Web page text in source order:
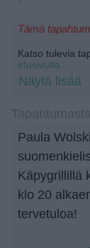
Tämä
Katso tulevia
etusivulta.
Näytä lisää
Paula
Käpygrillillä
klo 20
tervetuloa!